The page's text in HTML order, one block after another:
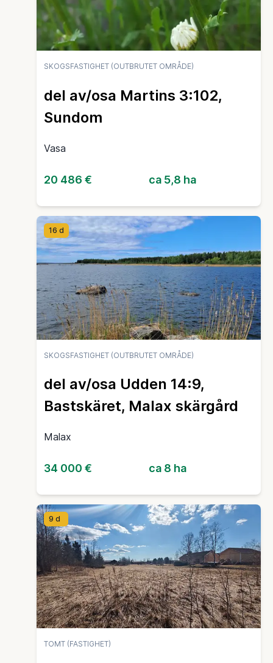
SKOGSFASTIGHET (OUTBRUTET OMRÅDE)
del av/osa Martins 3:102,
Sundom
Vasa
20 486 € ca 5,8 ha
16 d
SKOGSFASTIGHET (OUTBRUTET OMRÅDE)
del av/osa Udden 14:9,
Bastskäret, Malax skärgård
Malax
34 000 € ca 8 ha
9 d
TOMT (FASTIGHET)